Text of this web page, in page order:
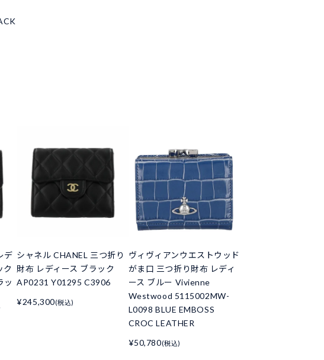
デ
ク
ッ
シャネル CHANEL 三つ折り
財布 レディース ブラック
AP0231 Y01295 C3906
¥245,300(税込)
ヴィヴィアンウエストウッド
がま口 三つ折り財布 レディ
ース ブルー Vivienne
Westwood 5115002MW-
L0098 BLUE EMBOSS
CROC LEATHER
¥50,780(税込)